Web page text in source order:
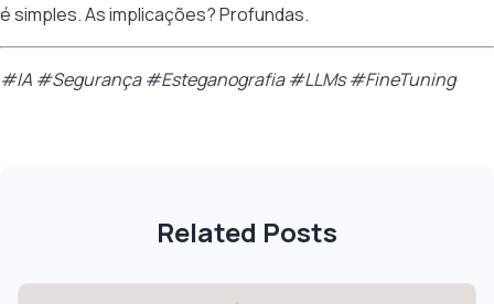
é simples. As implicações? Profundas.
#IA #Segurança #Esteganografia #LLMs #FineTuning
Related Posts